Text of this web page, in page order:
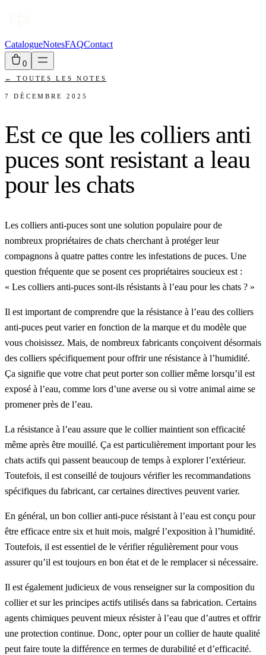
CatalogueNotesFAQContact
0
← TOUTES LES NOTES
7 DÉCEMBRE 2025
Est ce que les colliers anti
puces sont resistant a leau
pour les chats
Les colliers anti-puces sont une solution populaire pour de
nombreux propriétaires de chats cherchant à protéger leur
compagnons à quatre pattes contre les infestations de puces. Une
question fréquente que se posent ces propriétaires soucieux est :
« Les colliers anti-puces sont-ils résistants à l’eau pour les chats ? »
Il est important de comprendre que la résistance à l’eau des colliers
anti-puces peut varier en fonction de la marque et du modèle que
vous choisissez. Mais, de nombreux fabricants conçoivent désormais
des colliers spécifiquement pour offrir une résistance à l’humidité.
Ça signifie que votre chat peut porter son collier même lorsqu’il est
exposé à l’eau, comme lors d’une averse ou si votre animal aime se
promener près de l’eau.
La résistance à l’eau assure que le collier maintient son efficacité
même après être mouillé. Ça est particulièrement important pour les
chats actifs qui passent beaucoup de temps à explorer l’extérieur.
Toutefois, il est conseillé de toujours vérifier les recommandations
spécifiques du fabricant, car certaines directives peuvent varier.
En général, un bon collier anti-puce résistant à l’eau est conçu pour
être efficace entre six et huit mois, malgré l’exposition à l’humidité.
Toutefois, il est essentiel de le vérifier régulièrement pour vous
assurer qu’il est toujours en bon état et de le remplacer si nécessaire.
Il est également judicieux de vous renseigner sur la composition du
collier et sur les principes actifs utilisés dans sa fabrication. Certains
agents chimiques peuvent mieux résister à l’eau que d’autres et offrir
une protection continue. Donc, opter pour un collier de haute qualité
peut faire toute la différence en termes de durabilité et d’efficacité.